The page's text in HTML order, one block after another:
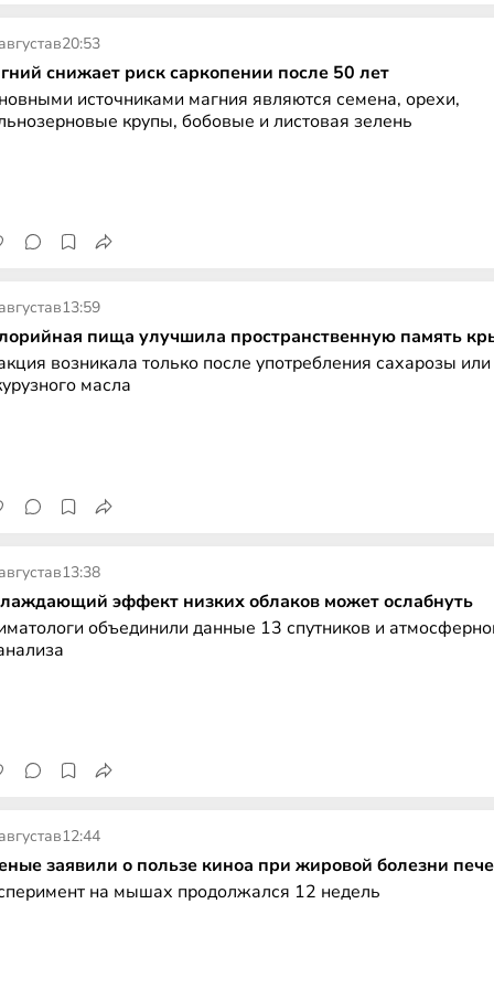
в20:53
снижает риск саркопении после 50 лет
источниками магния являются семена, орехи,
крупы, бобовые и листовая зелень
в13:59
пища улучшила пространственную память
возникала только после употребления сахарозы или
масла
в13:38
эффект низких облаков может ослабнуть
объединили данные 13 спутников и
в12:44
заявили о пользе киноа при жировой болезни
на мышах продолжался 12 недель